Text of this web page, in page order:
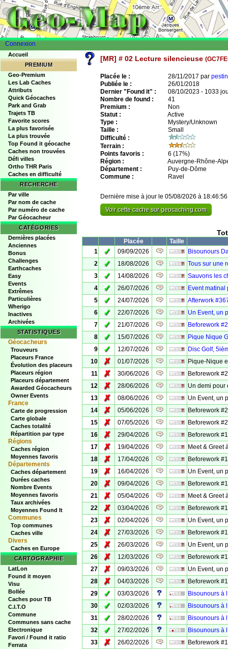
Connexion
Accueil
PREMIUM
Geo-Premium
Les Lab Caches
Attributs
Quick Géocaches
Park and Grab
Trajets TB
Favorite scores
La plus favorisée
La plus trouvée
Top Found it géocache
Caches non trouvées
Défi villes
Ortho THR Paris
Caches en difficulté
RECHERCHE
Par ville
Par nom de cache
Par numéro de cache
Par Géocacheur
CATÉGORIES
Dernières placées
Anciennes
Bonus
Challenges
Earthcaches
Easy
Events
Extrêmes
Particulières
Wherigo
Inactives
Archivées
STATISTIQUES
Géocacheurs
Trouveurs
Placeurs France
Évolution des placeurs
Placeurs région
Placeurs département
Awarded Géocacheurs
Owner Events
France
Carte de progression
Carte globale
Caches totalité
Répartition par type
Régions
Caches région
Moyennes favoris
Départements
Caches département
Durées caches
Nombre Events
Moyennes favoris
Taux archivées
Moyennes Found It
Communes
Top communes
Caches ville
Divers
Caches en Europe
CARTOGRAPHIE
LatLon
Found it moyen
Visu
Bollée
Caches pour TB
C.I.T.O
Commune
Communes sans cache
Electronique
Favori / Found it ratio
Ferrata
[MR] # 02 Lecture silencieuse
Placée le : 28/11/2017 par
Publiée le :
26/01/2018
Dernier "Found it" :
08/10/2023 - 1033
Nombre de found :
41
Premium :
Non
Statut :
Active
Type :
Mystery/Unknown
Taille :
Small
Difficulté :
Terrain :
Points favoris :
6 (17%)
Région :
Auvergne-Rhône-
Département :
Puy-de-Dôme
Commune :
Ravel
Dernière mise à jour le 05/08/2026 à 18:46:56
Voir cette cache sur geocaching.com
Placée
Taille
1
✓ 09/09/2026
Bisounours
2
✓ 18/08/2026
Tous sur une
3
✓ 14/08/2026
Sauvons les
4
✓ 26/07/2026
Event
5
✓ 24/07/2026
Afterwork
6
✓ 22/07/2026
Un Event, un
7
✓ 21/07/2026
Beforework
8
✓ 15/07/2026
Pique Nique
9
✓ 12/07/2026
Disc Golf,
10
✗ 01/07/2026
Pique-Nique
11
✗ 30/06/2026
Beforework
12
✗ 28/06/2026
Un demi pour
13
✗ 08/06/2026
Un Event, un
14
✗ 05/06/2026
Beforework
15
✗ 07/05/2026
Beforework
16
✗ 29/04/2026
Beforework
17
✗ 19/04/2026
Meet & Greet
18
✗ 17/04/2026
Beforework
19
✗ 16/04/2026
Un Event, un
20
✗ 09/04/2026
Beforework
21
✗ 05/04/2026
Meet & Greet
22
✗ 03/04/2026
Beforework
23
✗ 02/04/2026
Un Event, un
24
✗ 27/03/2026
Beforework
25
✗ 26/03/2026
Un Event, un
26
✗ 12/03/2026
Beforework
27
✗ 09/03/2026
Un Event, un
28
✗ 04/03/2026
Beforework
29
✓ 03/03/2026
Bisounours à
30
✓ 02/03/2026
Bisounours à
31
✓ 28/02/2026
Bisounours à
32
✓ 27/02/2026
Bisounours à
33
✗ 26/02/2026
Beforework